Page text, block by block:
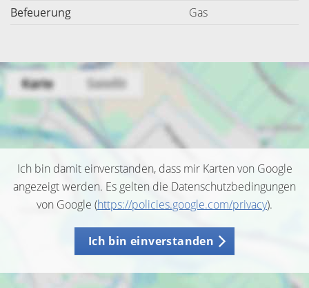
Befeuerung
Gas
Ich bin damit einverstanden, dass mir Karten von Google
angezeigt werden. Es gelten die Datenschutzbedingungen
von Google (https://policies.google.com/privacy).
Ich bin einverstanden